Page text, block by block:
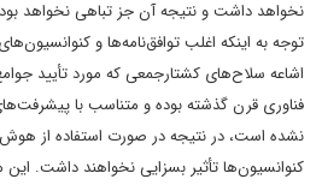
نخواهد داشت و نتیجه آن جز تباهی نخواهد
توجه به اینکه اغلب توافق‌نامه‌ها و
اشاعه سلاح‌های کشتارجمعی که مورد تأیید
فناوری قرن گذشته بوده و متناسب با
نشده است، در نتیجه در صورت استفاده از هوش
کنوانسیون‌ها تأثیر بسزایی نخواهند داشت.